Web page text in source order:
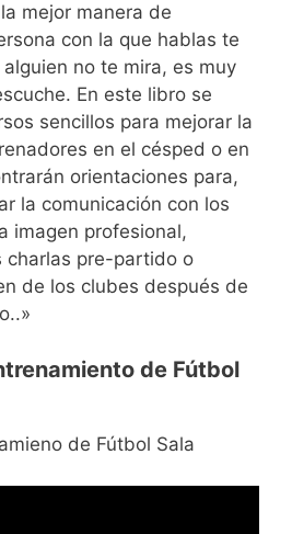
mejor manera de
con la que hablas te
no te mira, es muy
En este libro se
sencillos para mejorar la
en el césped o en
orientaciones para,
la comunicación con los
imagen profesional,
charlas pre-partido o
de los clubes después de
de Fútbol
de Fútbol Sala